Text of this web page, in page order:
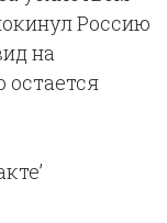
Россию
на
остается